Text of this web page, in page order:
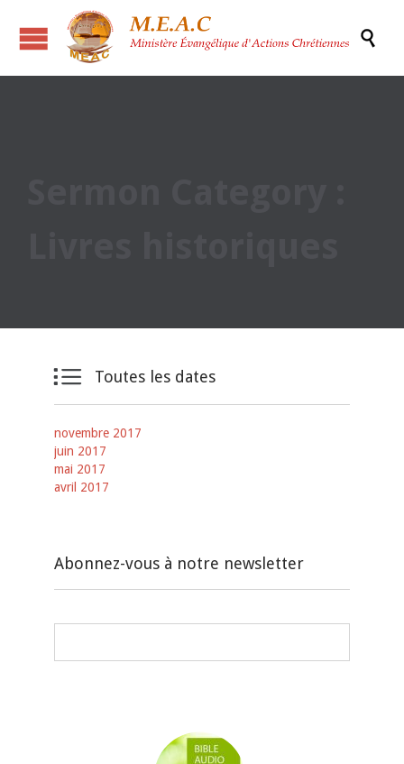

 Toutes les dates
novembre 2017
juin 2017
mai 2017
avril 2017
Abonnez-vous à notre newsletter